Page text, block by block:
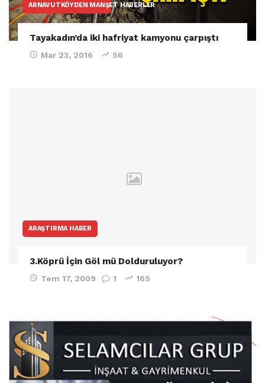
ARNAVUTKÖYDEN MANŞET HABERLER
Tayakadın’da iki hafriyat kamyonu çarpıştı
Mar 23, 2016 56
ARAŞTIRMA HABER
3.Köprü İçin Göl mü Dolduruluyor?
Tem 17, 2009 1 165